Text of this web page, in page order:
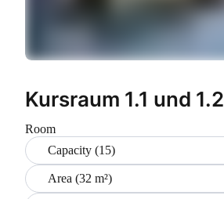
Kursraum 1.1 und 1.2
Room
Capacity (15)
Area (32 m²)